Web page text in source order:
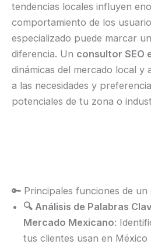
tendencias locales influyen
comportamiento de los
especializado puede marcar
diferencia. Un consultor SEO
dinámicas del mercado local y
a las necesidades y
potenciales de tu zona o
🔑 Principales funciones de un
🔍 Análisis de Palabras
Mercado Mexicano:
tus clientes usan en